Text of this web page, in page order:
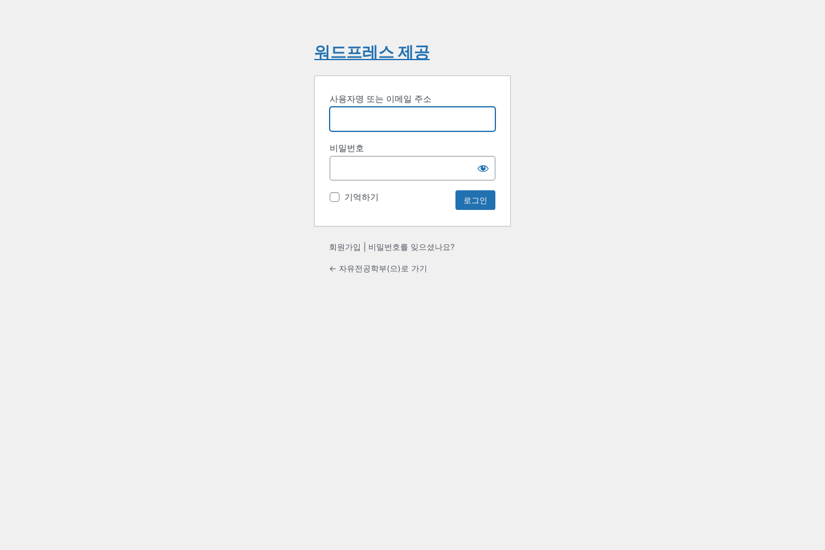
워드프레스 제공
사용자명 또는 이메일 주소
비밀번호
기억하기
회원가입 비밀번호를 잊으셨나요?
← 자유전공학부(으)로 가기